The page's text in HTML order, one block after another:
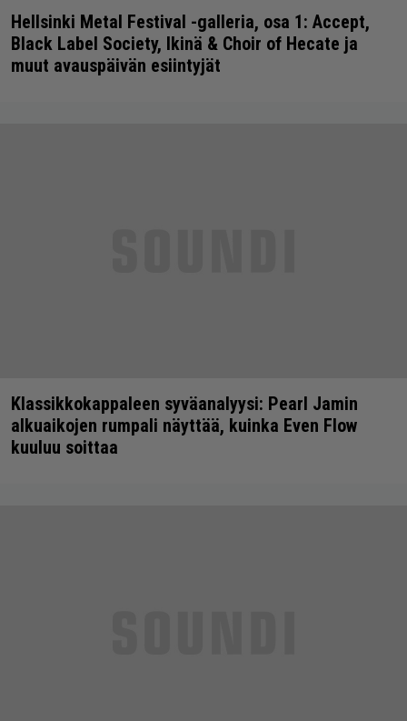
Hellsinki Metal Festival -galleria, osa 1: Accept,
Black Label Society, Ikinä & Choir of Hecate ja
muut avauspäivän esiintyjät
Klassikkokappaleen syväanalyysi: Pearl Jamin
alkuaikojen rumpali näyttää, kuinka Even Flow
kuuluu soittaa